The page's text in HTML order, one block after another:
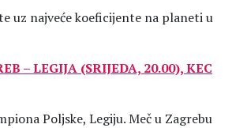
uz najveće koeficijente na planeti u
– LEGIJA (SRIJEDA, 20.00), KEC
Poljske, Legiju. Meč u Zagrebu